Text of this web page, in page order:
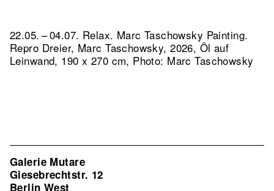
22.05. – 04.07. Relax. Marc Taschowsky Painting.
Repro Dreier, Marc Taschowsky, 2026, Öl auf
Leinwand, 190 x 270 cm, Photo: Marc Taschowsky
Galerie Mutare
Giesebrechtstr. 12
Berlin West